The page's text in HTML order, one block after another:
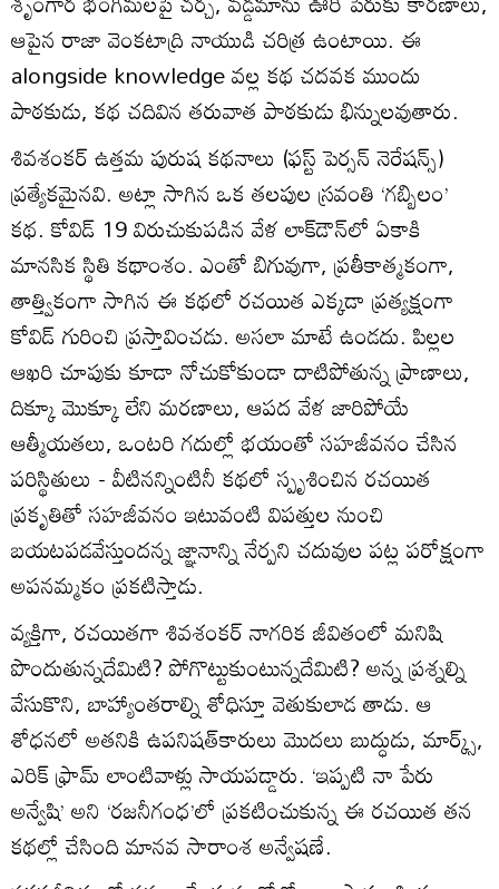
ఆపైన రాజా వెంకటాద్రి నాయుడి చరిత్ర ఉంటాయి. ఈ
alongside knowledge వల్ల కథ చదవక ముందు
పాఠకుడు, కథ చదివిన తరువాత పాఠకుడు భిన్నులవుతారు.
శివశంకర్‌ ఉత్తమ పురుష కథనాలు (ఫస్ట్‌ పెర్సన్‌ నెరేషన్స్‌)
ప్రత్యేకమైనవి. అట్లా సాగిన ఒక తలపుల స్రవంతి ‘గబ్బిలం’
కథ. కోవిడ్‌ 19 విరుచుకుపడిన వేళ లాక్‌డౌన్‌లో ఏకాకి
మానసిక స్థితి కథాంశం. ఎంతో బిగువుగా, ప్రతీకాత్మకంగా,
తాత్త్వికంగా సాగిన ఈ కథలో రచయిత ఎక్కడా ప్రత్యక్షంగా
కోవిడ్‌ గురించి ప్రస్తావించడు. అసలా మాటే ఉండదు. పిల్లల
ఆఖరి చూపుకు కూడా నోచుకోకుండా దాటిపోతున్న ప్రాణాలు,
దిక్కూ మొక్కూ లేని మరణాలు, ఆపద వేళ జారిపోయే
ఆత్మీయతలు, ఒంటరి గదుల్లో భయంతో సహజీవనం చేసిన
పరిస్థితులు - వీటినన్నింటినీ కథలో స్పృశించిన రచయిత
ప్రకృతితో సహజీవనం ఇటువంటి విపత్తుల నుంచి
బయటపడవేస్తుందన్న జ్ఞానాన్ని నేర్పని చదువుల పట్ల పరోక్షంగా
అపనమ్మకం ప్రకటిస్తాడు.
వ్యక్తిగా, రచయితగా శివశంకర్‌ నాగరిక జీవితంలో మనిషి
పొందుతున్నదేమిటి? పోగొట్టుకుంటున్నదేమిటి? అన్న ప్రశ్నల్ని
వేసుకొని, బాహ్యాంతరాల్ని శోధిస్తూ వెతుకులాడ తాడు. ఆ
శోధనలో అతనికి ఉపనిషత్‌కారులు మొదలు బుద్ధుడు, మార్క్స్‌,
ఎరిక్‌ ఫ్రామ్‌ లాంటివాళ్లు సాయపడ్డారు. ‘ఇప్పటి నా పేరు
అన్వేషి’ అని ‘రజనీగంధ’లో ప్రకటించుకున్న ఈ రచయిత తన
కథల్లో చేసింది మానవ సారాంశ అన్వేషణే.